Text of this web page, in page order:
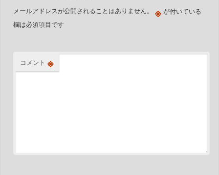
メールアドレスが公開されることはありません。 ※ が付いている
欄は必須項目です
コメント ※